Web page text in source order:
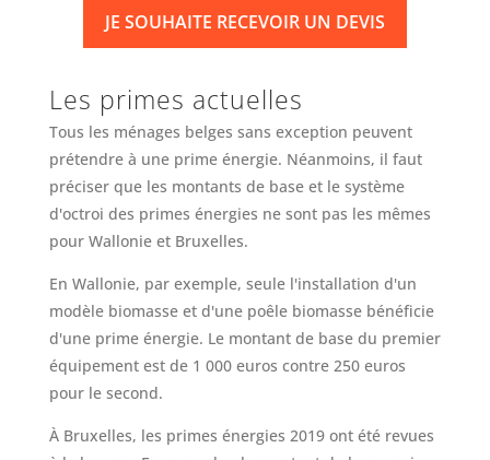
JE SOUHAITE RECEVOIR UN DEVIS
Les primes actuelles
Tous les ménages belges sans exception peuvent
prétendre à une prime énergie. Néanmoins, il faut
préciser que les montants de base et le système
d'octroi des primes énergies ne sont pas les mêmes
pour Wallonie et Bruxelles.
En Wallonie, par exemple, seule l'installation d'un
modèle biomasse et d'une poêle biomasse bénéficie
d'une prime énergie. Le montant de base du premier
équipement est de 1 000 euros contre 250 euros
pour le second.
À Bruxelles, les primes énergies 2019 ont été revues